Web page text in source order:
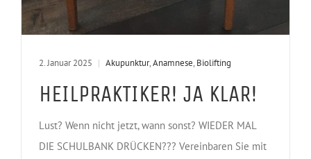
2. Januar 2025 | Akupunktur,Anamnese, Biolifting
HEILPRAKTIKER! JA KLAR!
Lust? Wenn nicht jetzt, wann sonst? WIEDER MAL
DIE SCHULBANK DRÜCKEN??? Vereinbaren Sie mit